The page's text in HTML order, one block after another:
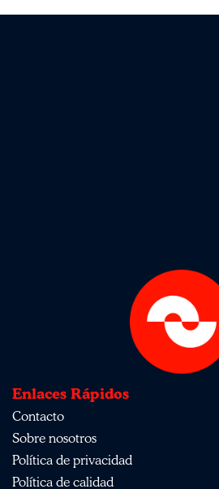
Enlaces Rápidos
Contacto
Sobre nosotros
Política de privacidad
Política de calidad